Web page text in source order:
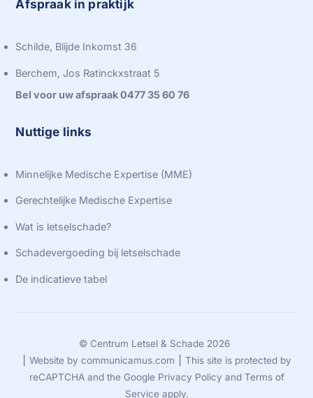
Afspraak in praktijk
Schilde, Blijde Inkomst 36
Berchem, Jos Ratinckxstraat 5
Bel voor uw afspraak 0477 35 60 76
Nuttige links
Minnelijke Medische Expertise (MME)
Gerechtelijke Medische Expertise
Wat is letselschade?
Schadevergoeding bij letselschade
De indicatieve tabel
© Centrum Letsel & Schade 2026
⎮ Website by communicamus.com ⎮ This site is protected by
reCAPTCHA and the Google Privacy Policy and Terms of
Serviceapply.